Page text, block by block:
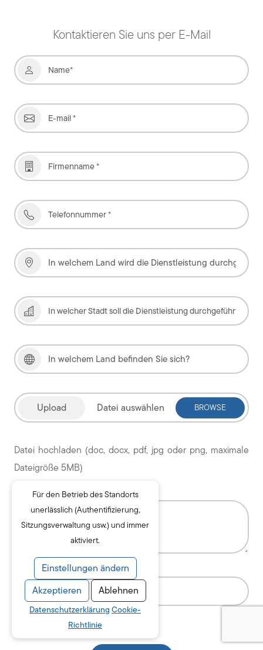
Kontaktieren Sie uns per E-Mail
Datei auswählen
Datei hochladen (doc, docx, pdf, jpg oder png, maximale
Dateigröße 5MB)
Was ergibt 17 + 20
Veuillez laisser ce champ vide.
Für den Betrieb des Standorts
unerlässlich (Authentifizierung,
Sitzungsverwaltung usw.) und immer
aktiviert.
Einstellungen ändern
Akzeptieren
Ablehnen
Datenschutzerklärung Cookie-
Richtlinie